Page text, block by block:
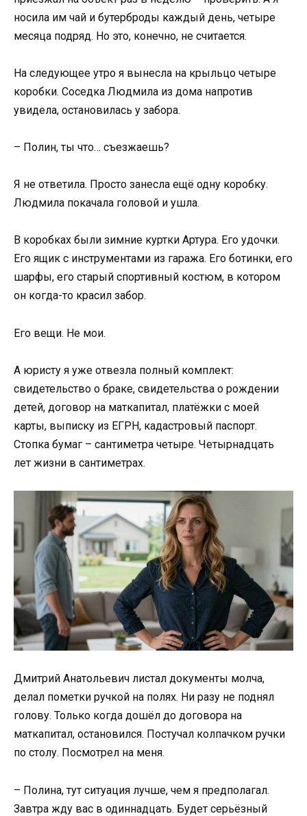
носила им чай и бутерброды каждый день, четыре
месяца подряд. Но это, конечно, не считается.
На следующее утро я вынесла на крыльцо четыре
коробки. Соседка Людмила из дома напротив
увидела, остановилась у забора.
– Полин, ты что… съезжаешь?
Я не ответила. Просто занесла ещё одну коробку.
Людмила покачала головой и ушла.
В коробках были зимние куртки Артура. Его удочки.
Его ящик с инструментами из гаража. Его ботинки, его
шарфы, его старый спортивный костюм, в котором
он когда-то красил забор.
Его вещи. Не мои.
А юристу я уже отвезла полный комплект:
свидетельство о браке, свидетельства о рождении
детей, договор на маткапитал, платёжки с моей
карты, выписку из ЕГРН, кадастровый паспорт.
Стопка бумаг – сантиметра четыре. Четырнадцать
лет жизни в сантиметрах.
Дмитрий Анатольевич листал документы молча,
делал пометки ручкой на полях. Ни разу не поднял
голову. Только когда дошёл до договора на
маткапитал, остановился. Постучал колпачком ручки
по столу. Посмотрел на меня.
– Полина, тут ситуация лучше, чем я предполагал.
Завтра жду вас в одиннадцать. Будет серьёзный